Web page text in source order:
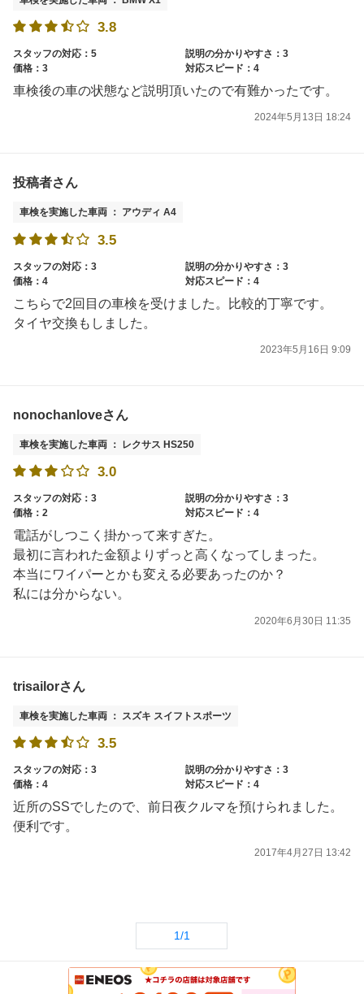
3.8
スタッフの対応：5
説明の分かりやすさ：3
価格：3
対応スピード：4
車検後の車の状態など説明頂いたので有難かったです。
2024年5月13日 18:24
投稿者さん
車検を実施した車両 ： アウディ A4
3.5
スタッフの対応：3
説明の分かりやすさ：3
価格：4
対応スピード：4
こちらで2回目の車検を受けました。比較的丁寧です。
タイヤ交換もしました。
2023年5月16日 9:09
nonochanloveさん
車検を実施した車両 ： レクサス HS250
3.0
スタッフの対応：3
説明の分かりやすさ：3
価格：2
対応スピード：4
電話がしつこく掛かって来すぎた。
最初に言われた金額よりずっと高くなってしまった。
本当にワイパーとかも変える必要あったのか？
私には分からない。
2020年6月30日 11:35
trisailorさん
車検を実施した車両 ： スズキ スイフトスポーツ
3.5
スタッフの対応：3
説明の分かりやすさ：3
価格：4
対応スピード：4
近所のSSでしたので、前日夜クルマを預けられました。
便利です。
2017年4月27日 13:42
1/1